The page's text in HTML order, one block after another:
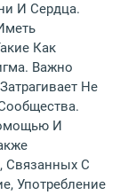
И Сердца.
Как
Важно
Не
И
Связанных С
Употребление